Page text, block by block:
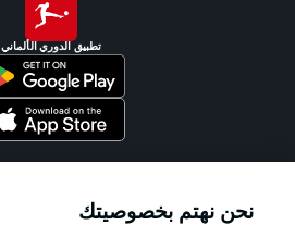
تطبيق الدوري الألماني
نحن نهتم بخصوصيتك